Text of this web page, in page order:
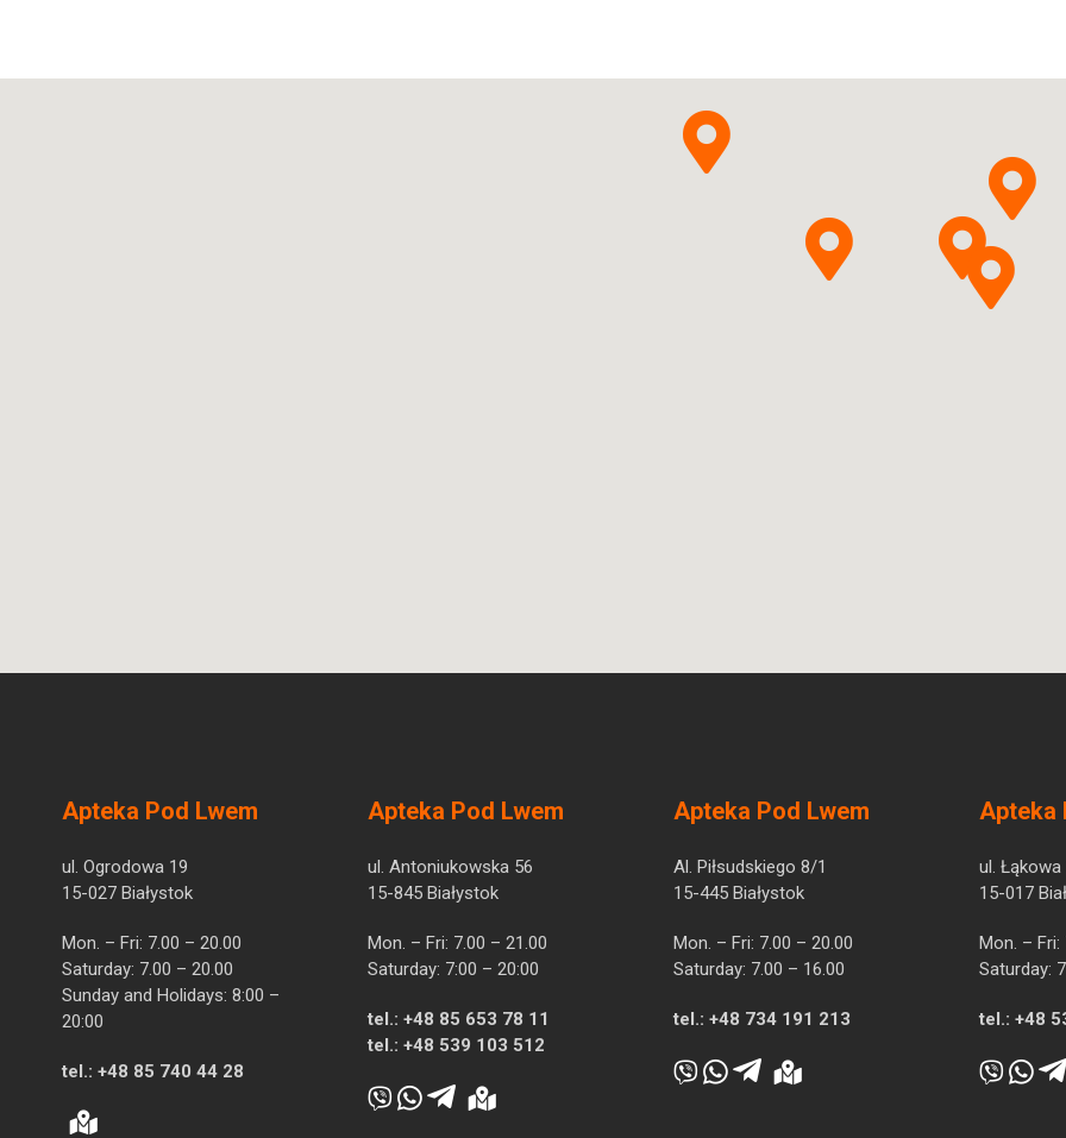
Apteka Pod Lwem
ul. Ogrodowa 19
15-027 Białystok
Mon. – Fri: 7.00 – 20.00
Saturday: 7.00 – 20.00
Sunday and Holidays: 8:00 –
20:00
tel.: +48 85 740 44 28
Apteka Pod Lwem
ul. Antoniukowska 56
15-845 Białystok
Mon. – Fri: 7.00 – 21.00
Saturday: 7:00 – 20:00
tel.: +48 85 653 78 11
tel.: +48 539 103 512
Apteka Pod Lwem
Al. Piłsudskiego 8/1
15-445 Białystok
Mon. – Fri: 7.00 – 20.00
Saturday: 7.00 – 16.00
tel.: +48 734 191 213
Apteka
ul. Łąkowa
15-017
Mon. – Fri:
Saturday:
tel.: +48